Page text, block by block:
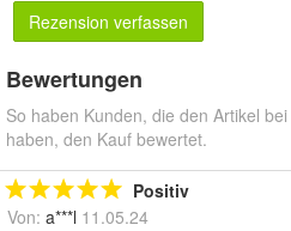
Rezension verfassen
Bewertungen
So haben Kunden, die den Artikel
haben, den Kauf bewertet.
Positiv
Von: a***l 11.05.24